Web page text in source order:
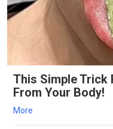
This Simple Trick
From Your Body!
More